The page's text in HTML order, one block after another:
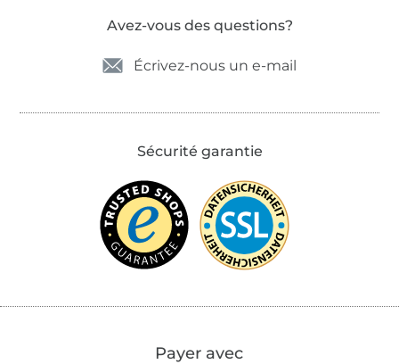
Avez-vous des questions?
Écrivez-nous un e-mail
Sécurité garantie
Payer avec